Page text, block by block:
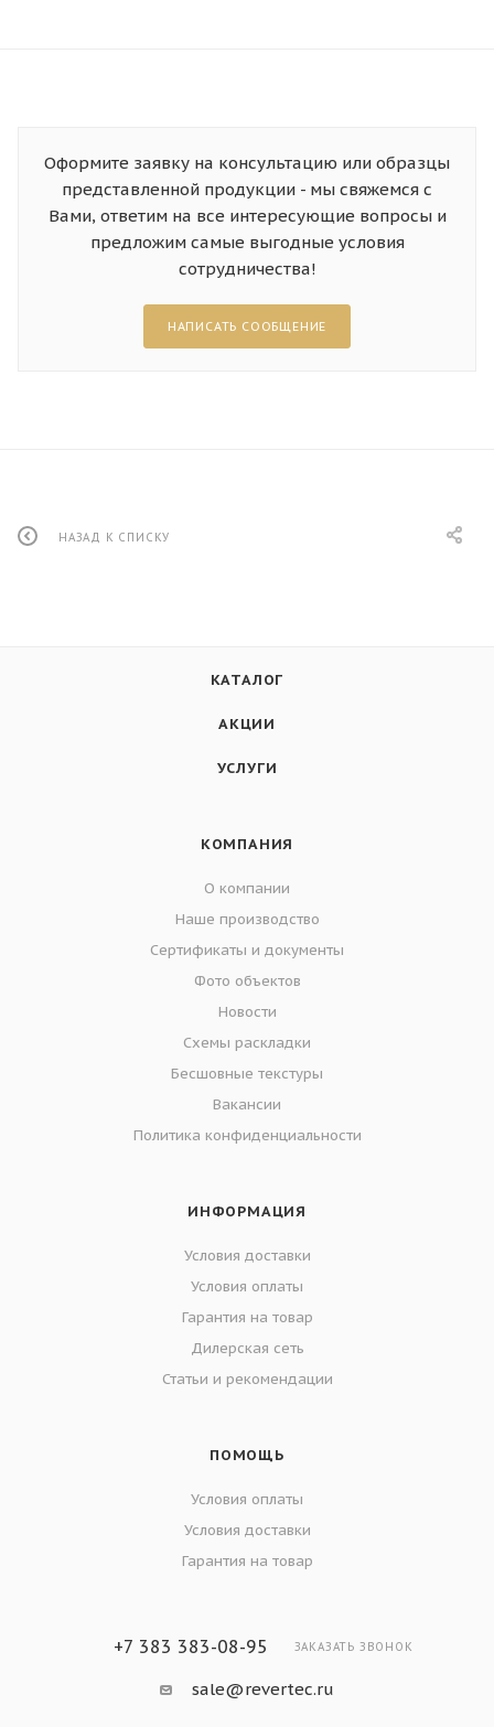
Оформите заявку на консультацию или образцы
представленной продукции - мы свяжемся с
Вами, ответим на все интересующие вопросы и
предложим самые выгодные условия
сотрудничества!
НАПИСАТЬ СООБЩЕНИЕ
НАЗАД К СПИСКУ
КАТАЛОГ
АКЦИИ
УСЛУГИ
КОМПАНИЯ
О компании
Наше производство
Сертификаты и документы
Фото объектов
Новости
Схемы раскладки
Бесшовные текстуры
Вакансии
Политика конфиденциальности
ИНФОРМАЦИЯ
Условия доставки
Условия оплаты
Гарантия на товар
Дилерская сеть
Статьи и рекомендации
ПОМОЩЬ
Условия оплаты
Условия доставки
Гарантия на товар
+7 383 383-08-95 ЗАКАЗАТЬ ЗВОНОК
sale@revertec.ru